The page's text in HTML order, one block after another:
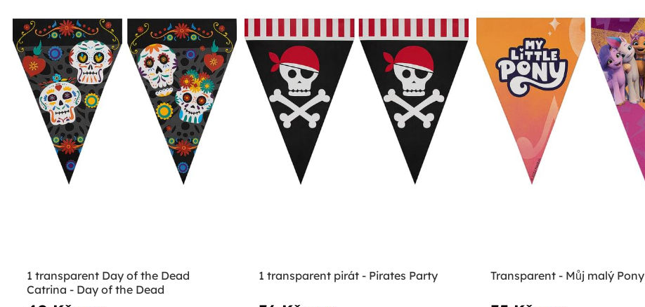
1 transparent Day of the Dead
Catrina - Day of the Dead
1 transparent pirát - Pirates Party Transparent - Můj malý Pony